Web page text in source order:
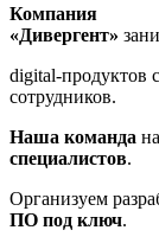
Компания
«Дивергент»
digital-продуктов
сотрудников.
Наша команда
специалистов.
Организуем
ПО под ключ.